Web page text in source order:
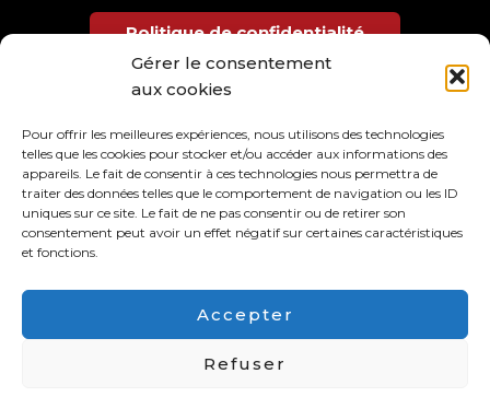
Gérer le consentement
aux cookies
Pour offrir les meilleures expériences, nous utilisons des technologies
telles que les cookies pour stocker et/ou accéder aux informations des
appareils. Le fait de consentir à ces technologies nous permettra de
traiter des données telles que le comportement de navigation ou les ID
uniques sur ce site. Le fait de ne pas consentir ou de retirer son
consentement peut avoir un effet négatif sur certaines caractéristiques
et fonctions.
Accepter
Refuser
Politique de confidentialité
​ATP
Espace André Chamson2, Boulevard Louis
Blanc 30100 ALES
Copyright © 2026 ATP Alès